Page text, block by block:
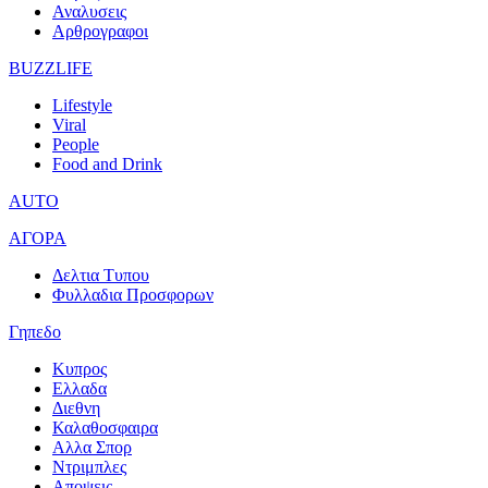
Αναλυσεις
Αρθρογραφοι
BUZZLIFE
Lifestyle
Viral
People
Food and Drink
AUTO
ΑΓΟΡΑ
Δελτια Τυπου
Φυλλαδια Προσφορων
Γηπεδο
Κυπρος
Ελλαδα
Διεθνη
Καλαθοσφαιρα
Αλλα Σπορ
Ντριμπλες